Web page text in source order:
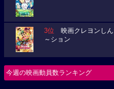
3位 映画クレヨンしん
～ション
今週の映画動員数ランキング